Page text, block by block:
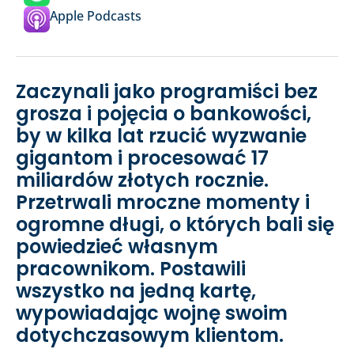
Apple Podcasts
Zaczynali jako programiści bez
grosza i pojęcia o bankowości,
by w kilka lat rzucić wyzwanie
gigantom i procesować 17
miliardów złotych rocznie.
Przetrwali mroczne momenty i
ogromne długi, o których bali się
powiedzieć własnym
pracownikom. Postawili
wszystko na jedną kartę,
wypowiadając wojnę swoim
dotychczasowym klientom.